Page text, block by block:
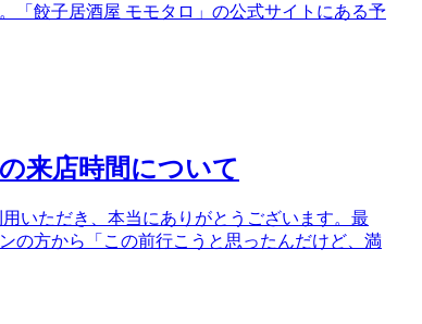
「餃子居酒屋 モモタロ」の公式サイトにある予
来店時間について
いただき、本当にありがとうございます。最
の方から「この前行こうと思ったんだけど、満